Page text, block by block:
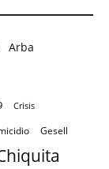
Arba
Crisis
Gesell